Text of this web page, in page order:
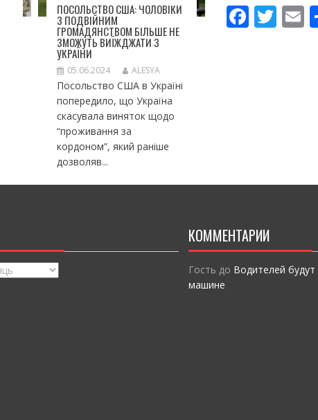
ПОСОЛЬСТВО США: ЧОЛОВІКИ
З ПОДВІЙНИМ
ГРОМАДЯНСТВОМ БІЛЬШЕ НЕ
ЗМОЖУТЬ ВИЇЖДЖАТИ З
УКРАЇНИ
05.06.2024 ALESYA
Посольство США в Україні
попередило, що Україна
скасувала виняток щодо
“проживання за
кордоном”, який раніше
дозволяв...
F T E
КОММЕНТАРИИ
Гость до Водителей
машине